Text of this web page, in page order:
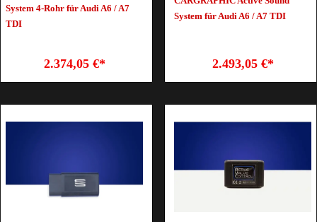
System 4-Rohr für Audi A6 / A7
TDI
2.374,05 €*
System für Audi A6 / A7 TDI
2.493,05 €*